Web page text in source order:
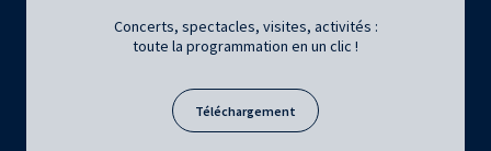
Concerts, spectacles, visites, activités :
toute la programmation en un clic !
Téléchargement